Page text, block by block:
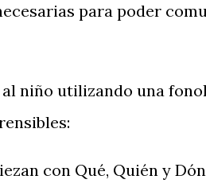
para poder
niño utilizando una
con Qué, Quién y